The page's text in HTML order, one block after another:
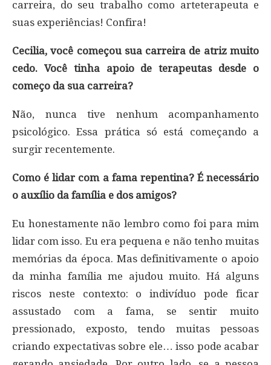
carreira, do seu trabalho como arteterapeuta e
suas experiências! Confira!
Cecilia, você começou sua carreira de atriz muito
cedo. Você tinha apoio de terapeutas desde o
começo da sua carreira?
Não, nunca tive nenhum acompanhamento
psicológico. Essa prática só está começando a
surgir recentemente.
Como é lidar com a fama repentina? É necessário
o auxílio da família e dos amigos?
Eu honestamente não lembro como foi para mim
lidar com isso. Eu era pequena e não tenho muitas
memórias da época. Mas definitivamente o apoio
da minha família me ajudou muito. Há alguns
riscos neste contexto: o indivíduo pode ficar
assustado com a fama, se sentir muito
pressionado, exposto, tendo muitas pessoas
criando expectativas sobre ele… isso pode acabar